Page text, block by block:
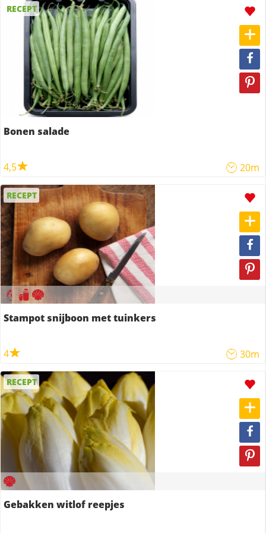
RECEPT
Bonen salade
4,5 20m
RECEPT
Stampot snijboon met tuinkers
4 30m
RECEPT
Gebakken witlof reepjes